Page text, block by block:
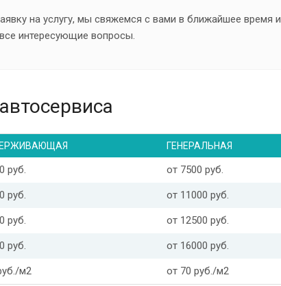
на услугу, мы свяжемся с вами в ближайшее время и
интересующие вопросы.
ГЕНЕРАЛЬНАЯ
руб. от 7500 руб.
руб. от 11000 руб.
руб. от 12500 руб.
руб. от 16000 руб.
м2 от 70 руб./м2